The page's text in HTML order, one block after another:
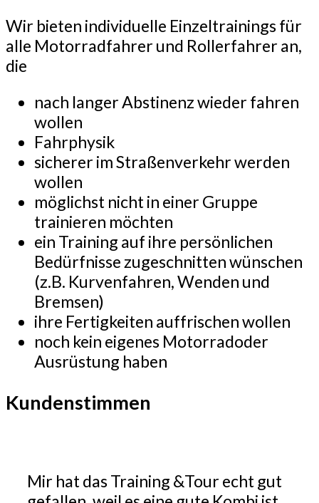
Wir bieten individuelle Einzeltrainings für
alle Motorradfahrer und Rollerfahrer an,
die
nach langer Abstinenz wieder fahren
wollen
Fahrphysik
sicherer im Straßenverkehr werden
wollen
möglichst nicht in einer Gruppe
trainieren möchten
ein Training auf ihre persönlichen
Bedürfnisse zugeschnitten wünschen
(z.B. Kurvenfahren, Wenden und
Bremsen)
ihre Fertigkeiten auffrischen wollen
noch kein eigenes Motorradoder
Ausrüstung haben
Kundenstimmen
Mir hat das Training &Tour echt gut